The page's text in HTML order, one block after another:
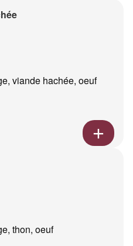
viande hachée, oeuf
thon, oeuf